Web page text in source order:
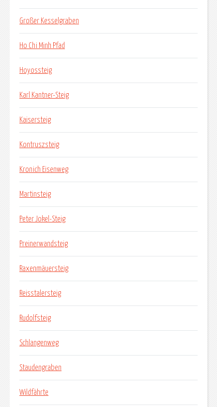
Großer Kesselgraben
Ho Chi Minh Pfad
Hoyossteig
Karl Kantner-Steig
Kaisersteig
Kontruszsteig
Kronich Eisenweg
Martinsteig
Peter Jokel-Steig
Preinerwandsteig
Raxenmäuersteig
Reisstalersteig
Rudolfsteig
Schlangenweg
Staudengraben
Wildfährte